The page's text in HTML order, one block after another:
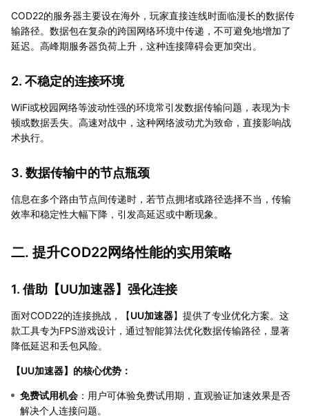
COD22的服务器主要设在海外，玩家直接连线时面临漫长的数据传
输路径。数据包在复杂的跨国网络环境中传递，不可避免地增加了
延迟。高峰期服务器负荷上升，这种连接障碍会更加突出。
2. 不稳定的连接环境
WiFi或校园网络等波动性强的环境常引发数据传输问题，表现为卡
顿或数据丢失。高速对战中，这种网络波动尤为致命，直接影响战
术执行。
3. 数据传输中的节点瓶颈
信息在多个路由节点间传递时，若节点拥堵或路径选择不当，传输
效率和稳定性大幅下降，引发高延迟或中断现象。
二. 提升COD22网络性能的实用策略
1. 借助【UU加速器】强化连接
面对COD22的连接挑战，【UU加速器】提供了专业优化方案。这
款工具专为FPS游戏设计，通过智能算法优化数据传输路径，显著
降低延迟和丢包风险。
【UU加速器】的核心优势：
免费试用机会 ：用户可体验免费试用期，直观验证加速效果是否
解决个人连接问题。